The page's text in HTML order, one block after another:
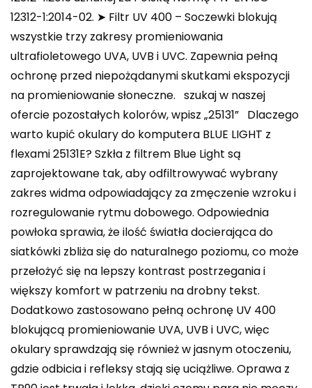
12312-1:2014-02. ➤ Filtr UV 400 – Soczewki blokują
wszystkie trzy zakresy promieniowania
ultrafioletowego UVA, UVB i UVC. Zapewnia pełną
ochronę przed niepożądanymi skutkami ekspozycji
na promieniowanie słoneczne. ️szukaj w naszej
ofercie pozostałych kolorów, wpisz „25131” Dlaczego
warto kupić okulary do komputera BLUE LIGHT z
flexami 25131E? Szkła z filtrem Blue Light są
zaprojektowane tak, aby odfiltrowywać wybrany
zakres widma odpowiadający za zmęczenie wzroku i
rozregulowanie rytmu dobowego. Odpowiednia
powłoka sprawia, że ilość światła docierająca do
siatkówki zbliża się do naturalnego poziomu, co może
przełożyć się na lepszy kontrast postrzegania i
większy komfort w patrzeniu na drobny tekst.
Dodatkowo zastosowano pełną ochronę UV 400
blokującą promieniowanie UVA, UVB i UVC, więc
okulary sprawdzają się również w jasnym otoczeniu,
gdzie odbicia i refleksy stają się uciążliwe. Oprawa z